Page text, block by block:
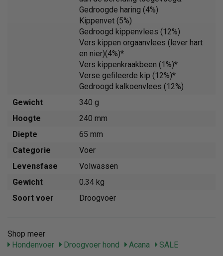
Gedroogde haring (4%)
Kippenvet (5%)
Gedroogd kippenvlees (12%)
Vers kippen orgaanvlees (lever hart
en nier)(4%)*
Vers kippenkraakbeen (1%)*
Verse gefileerde kip (12%)*
Gedroogd kalkoenvlees (12%)
Gewicht
340 g
Hoogte
240 mm
Diepte
65 mm
Categorie
Voer
Levensfase
Volwassen
Gewicht
0.34 kg
Soort voer
Droogvoer
Shop meer
Hondenvoer
Droogvoer hond Acana SALE